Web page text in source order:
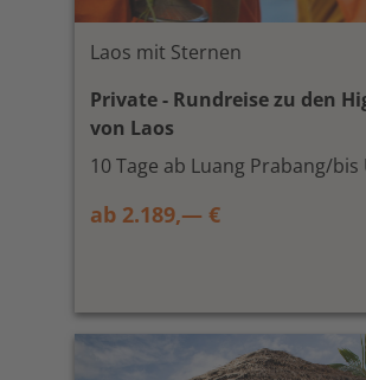
Laos mit Sternen
Private - Rundreise zu den
von Laos
10 Tage ab Luang Prabang/bis
ab 2.189,— €